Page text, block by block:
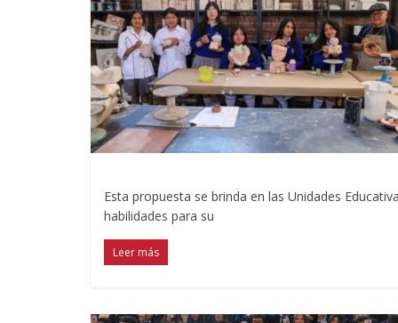
Esta propuesta se brinda en las Unidades
habilidades para su
Leer más